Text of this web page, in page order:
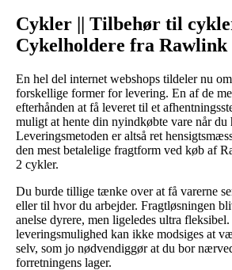
Cykler || Tilbehør til
Cykelholdere fra Rawlink
En hel del internet webshops tildeler nu
forskellige former for levering. En af de
efterhånden at få leveret til et
muligt at hente din nyindkøbte vare når du
Leveringsmetoden er altså ret
den mest betalelige fragtform ved køb af
2 cykler.
Du burde tillige tænke over at få varerne
eller til hvor du arbejder. Fragtløsningen
anelse dyrere, men ligeledes ultra
leveringsmulighed kan ikke modsiges at
selv, som jo nødvendiggør at du bor
forretningens lager.